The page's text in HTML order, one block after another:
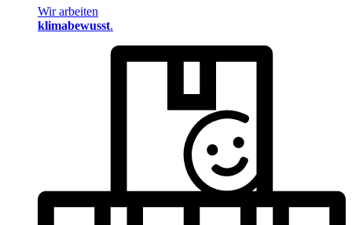
Wir arbeiten
klimabewusst.